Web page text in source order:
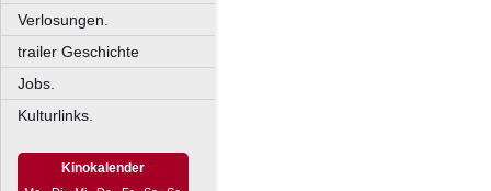
Verlosungen.
trailer Geschichte
Jobs.
Kulturlinks.
Kinokalender